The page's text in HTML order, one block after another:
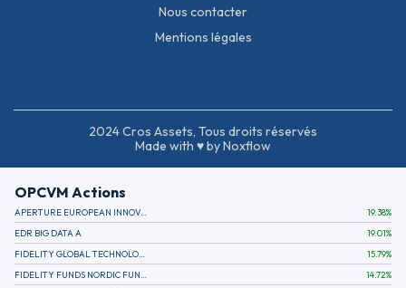
Nous contacter
Mentions légales
2024 Cros Assets, Tous droits réservés
Made with ♥ by Noxflow
OPCVM Actions
APERTURE EUROPEAN INNOVATION 19.38%
EDR BIG DATA A
19.01%
15.79%
14.72%